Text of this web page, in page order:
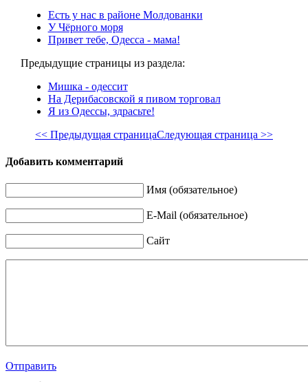
Есть у нас в районе Молдованки
У Чёрного моря
Привет тебе, Одесса - мама!
Предыдущие страницы из раздела:
Мишка - одессит
На Дерибасовской я пивом торговал
Я из Одессы, здрасьте!
<< Предыдущая страницаСледующая страница >>
Добавить комментарий
Имя (обязательное)
E-Mail (обязательное)
Сайт
Отправить